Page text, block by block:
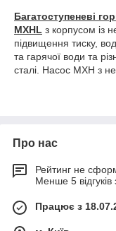
Багатоступеневі
MXHL з корпусом із
підвищення тиску,
та гарячої води та
сталі. Насос MXH з
Насос MXHL
Сфера застосування
Сільське господарство
Бридське будівництво
Побутове
Басейни та
Про нас
Рейтинг не
Менше 5 відгуків
Працює з